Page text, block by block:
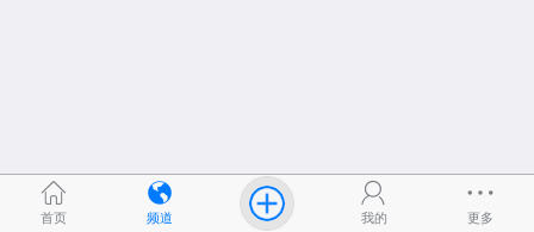
首页 频道 我的 更多